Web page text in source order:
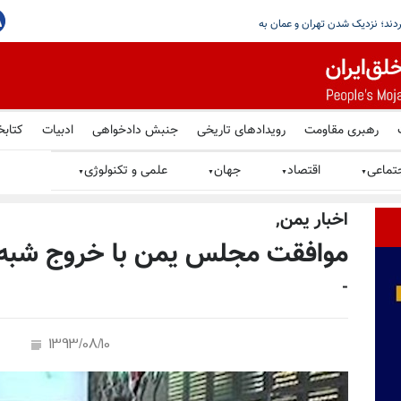
رهبری مقاومت رویدادهای تاریخی جنبش دادخواهی ادبیات
▼ اقتصاد▼ جهان▼ علمی و تکنولوژی▼
اخبار يمن,
موافقت مجلس یمن با خروج
-
1393/08/10